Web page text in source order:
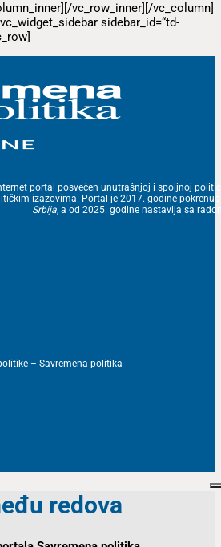
vc_row_inner][/vc_column]
sidebar_id=“td-
portal posvećen unutrašnjoj i spoljnoj
izazovima. Portal je 2017. godine
Srbija , a od 2025. godine nastavlja sa
– Savremena politika
redova